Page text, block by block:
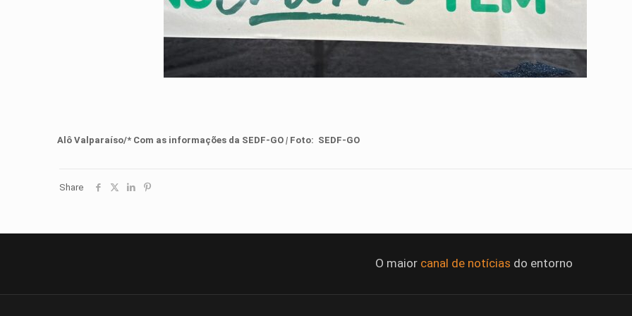
Alô Valparaíso/* Com as informações d a SEDF-GO| Foto: SEDF-GO
Share
O maior canal de notícias do entorno